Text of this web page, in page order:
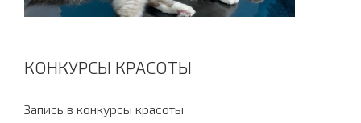
КОНКУРСЫ КРАСОТЫ
Запись в конкурсы красоты